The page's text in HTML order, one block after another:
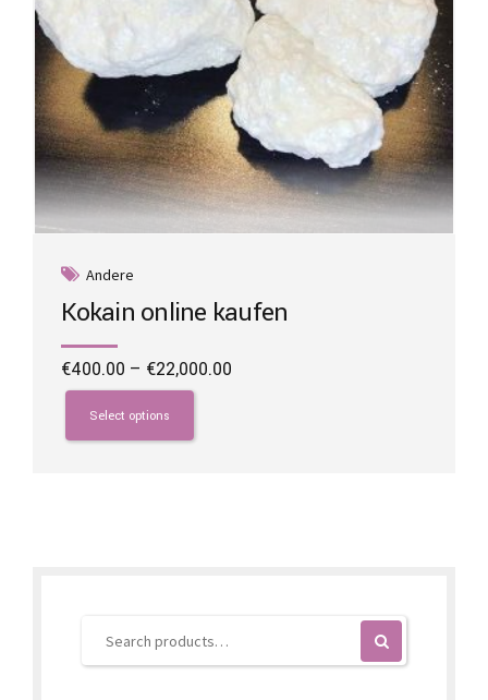
page
Andere
Kokain online kaufen
€400.00 – €22,000.00
Select options
This
product
has
product